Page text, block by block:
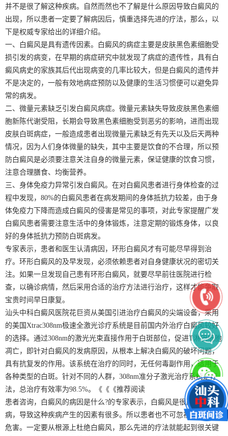
并不是很了解这种疾病。自然而然也不了解是什么原因导致白癜风的
出现，所以患者一定要了解病因后，慎重选择先进的疗法，那么，以
下是权威专家给出的详细介绍。
一、白癜风是具有遗传因素。白癜风的病症主要是皮肤黑色素细胞受
损引发的病变，在早期的病症研究中就发现了病症的遗传性，具有白
癜风病史的家族其后代出现病变的几率比较大，但是白癜风的遗传并
不是决定的，一般有效地病症预防以及健康的生活习惯便可以避免异
常的病发。
二、微量元素缺乏引发白癜风病症。微量元素缺失导致皮肤黑色素细
胞新陈代谢受阻，长期会导致黑色素细胞受到恶劣的影响，进而出现
皮肤白斑病症，一般造成患者出现微量元素缺乏有先天以及后天两种
情况，因为人们身体微量的缺失，其中主要是饮食的不合理，所以预
防白癜风是必须要注意关注自身的微量元素，保证健康的饮食习惯，
注意合理膳食、均衡营养。
三、身体免疫力异常引发白癜风。在对白癜风患者进行身体检查的过
程中发现，80%的白癜风患者在病发期间的身体抵抗力较差，由于身
体免疫力下降而造成白癜风的侵害是常见的事项，对此专家提醒广发
白癜风患者需要注意生活中的身体锻炼，注意定期的锻炼身体，以良
好的身体抵抗力预防白斑病发。
专家表示，患者和医生认清病因，环形白癜风才有可能尽早得到治
疗。环形白癜风的及早发现，必须依赖患者对自身健康状况的密切关
注。如果一旦发现自己患有环形白癜风，就要尽早前往医院进行检
查，以确诊病情，然后采用合适的治疗方法进行治疗，这样才能争取
宝贵时间早日康复。
汕头中科白癜风医院花巨资从美国引进治疗白癜风的尖端设备，采用
的美国Xtrac308nm极速全激光诊疗系统是目前国内外治疗白癜风较好
的选择。通过308nm的激光光束直接作用于白斑部位，促进T淋巴细胞
凋亡，即针对白癜风的发病原因，从根本上解决白癜风的破坏问题，
具有抗复发的作用。该系统在治疗的同时，无任何毒副作用，适用于
各种类型的白斑。针对不同的人群，308nm准分子激光治疗系统是疗
法，总治疗有效率为98.5%。《《《推荐阅读
患者咨询，白癜风的病因是什么?的专家表示，白癜风是很严重的疾
病，导致这种疾病产生的因素有很多。所以患者也不可忽视白癜风的
危害。一定要从根源上杜绝白癜风，那么先进的疗法就能起到很关键